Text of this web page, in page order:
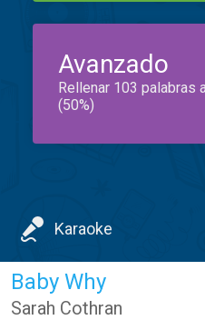
Avanzado
Rellenar 103 palabras
(50%)
Karaoke
Baby Why
Sarah Cothran